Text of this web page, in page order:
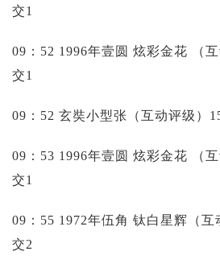
交1
09：52 1996年壹圆 炫彩金花 （
交1
09：52 玄奘小型张（互动评级）
09：53 1996年壹圆 炫彩金花 （
交1
09：55 1972年伍角 钛白星辉（互
交2